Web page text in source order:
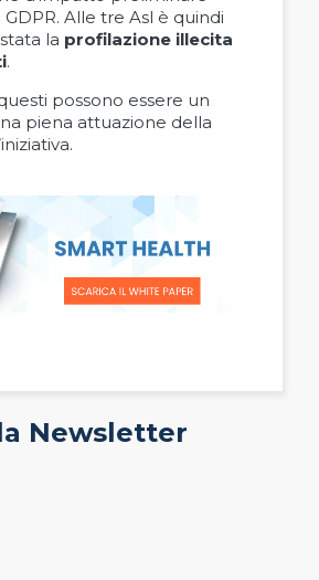
Alle tre Asl è quindi
la profilazione illecita
.
possono essere un
piena attuazione della
Newsletter